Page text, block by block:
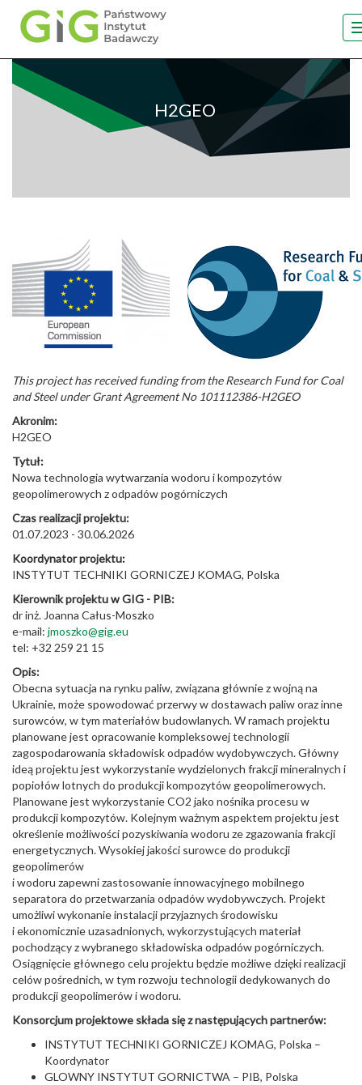
Przejdź
treści
H2GEO
This project has received funding from the Research Fund for Coal
and Steel under Grant Agreement No 101112386-H2GEO
Akronim:
H2GEO
Tytuł:
Nowa technologia wytwarzania wodoru i kompozytów
geopolimerowych z odpadów pogórniczych
Czas realizacji projektu:
01.07.2023 - 30.06.2026
Koordynator projektu:
INSTYTUT TECHNIKI GORNICZEJ KOMAG, Polska
Kierownik projektu w GIG - PIB:
dr inż. Joanna Całus-Moszko
e-mail: jmoszko@gig.eu
tel: +32 259 21 15
Opis:
Obecna sytuacja na rynku paliw, związana głównie z wojną na
Ukrainie, może spowodować przerwy w dostawach paliw oraz inne
surowców, w tym materiałów budowlanych. W ramach projektu
planowane jest opracowanie kompleksowej technologii
zagospodarowania składowisk odpadów wydobywczych. Główny
ideą projektu jest wykorzystanie wydzielonych frakcji mineralnych i
popiołów lotnych do produkcji kompozytów geopolimerowych.
Planowane jest wykorzystanie CO2 jako nośnika procesu w
produkcji kompozytów. Kolejnym ważnym aspektem projektu jest
określenie możliwości pozyskiwania wodoru ze zgazowania frakcji
energetycznych. Wysokiej jakości surowce do produkcji
geopolimerów
i wodoru zapewni zastosowanie innowacyjnego mobilnego
separatora do przetwarzania odpadów wydobywczych. Projekt
umożliwi wykonanie instalacji przyjaznych środowisku
i ekonomicznie uzasadnionych, wykorzystujących materiał
pochodzący z wybranego składowiska odpadów pogórniczych.
Osiągnięcie głównego celu projektu będzie możliwe dzięki realizacji
celów pośrednich, w tym rozwoju technologii dedykowanych do
produkcji geopolimerów i wodoru.
Konsorcjum projektowe składa się z następujących partnerów:
INSTYTUT TECHNIKI GORNICZEJ KOMAG, Polska –
Koordynator
GLOWNY INSTYTUT GORNICTWA – PIB, Polska